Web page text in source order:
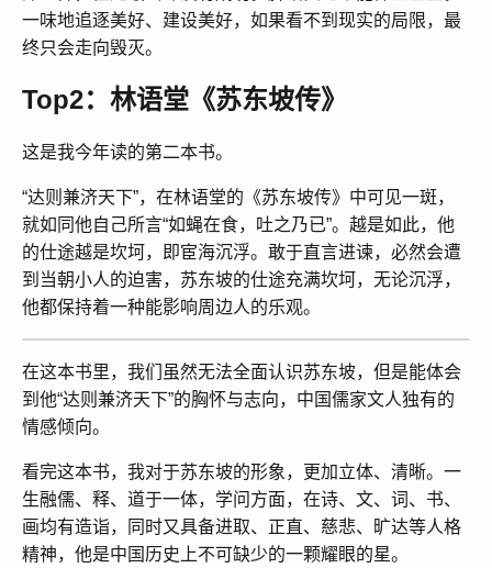
一味地追逐美好、建设美好，如果看不到现实的局限，最
终只会走向毁灭。
Top2：林语堂《苏东坡传》
这是我今年读的第二本书。
“达则兼济天下”，在林语堂的《苏东坡传》中可见一斑，
就如同他自己所言“如蝇在食，吐之乃已”。越是如此，他
的仕途越是坎坷，即宦海沉浮。敢于直言进谏，必然会遭
到当朝小人的迫害，苏东坡的仕途充满坎坷，无论沉浮，
他都保持着一种能影响周边人的乐观。
在这本书里，我们虽然无法全面认识苏东坡，但是能体会
到他“达则兼济天下”的胸怀与志向，中国儒家文人独有的
情感倾向。
看完这本书，我对于苏东坡的形象，更加立体、清晰。一
生融儒、释、道于一体，学问方面，在诗、文、词、书、
画均有造诣，同时又具备进取、正直、慈悲、旷达等人格
精神，他是中国历史上不可缺少的一颗耀眼的星。